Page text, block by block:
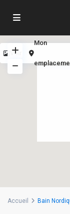
Voir
Mon
Accueil Bain